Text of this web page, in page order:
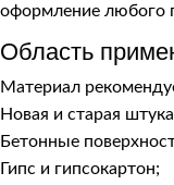
оформление любого
Область
Материал
Новая и старая
Бетонные
Гипс и гипсокартон;